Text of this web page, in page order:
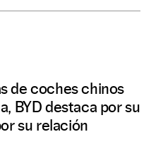
de coches chinos
BYD destaca por su
su relación